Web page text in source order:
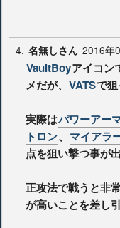
4. 名無しさん 2016年
VaultBoyアイコン
メだが、 VATSで
実際はパワーアー
トロン、 マイアラ
点を狙い撃つ事が
正攻法で戦うと非
が高いことを差し